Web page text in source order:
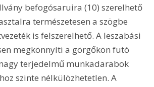
befogósaruira (10) szerelhető
természetesen a szögbe
is felszerelhető. A leszabási
megkönnyíti a görgőkön futó
terjedelmű munkadarabok
szinte nélkülözhetetlen. A